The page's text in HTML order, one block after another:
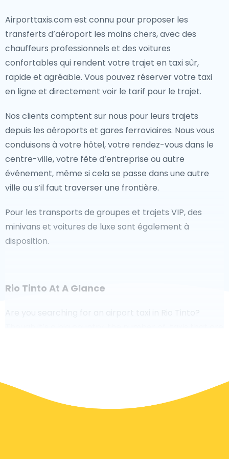
Airporttaxis.com est connu pour proposer les
transferts d’aéroport les moins chers, avec des
chauffeurs professionnels et des voitures
confortables qui rendent votre trajet en taxi sûr,
rapide et agréable. Vous pouvez réserver votre taxi
en ligne et directement voir le tarif pour le trajet.
Nos clients comptent sur nous pour leurs trajets
depuis les aéroports et gares ferroviaires. Nous vous
conduisons à votre hôtel, votre rendez-vous dans le
centre-ville, votre fête d’entreprise ou autre
événement, même si cela se passe dans une autre
ville ou s’il faut traverser une frontière.
Pour les transports de groupes et trajets VIP, des
minivans et voitures de luxe sont également à
disposition.
Rio Tinto At A Glance
Are you searching for an airport taxi in Rio Tinto?
on our website, to make you journey stress free.
In Rio Tinto a taxi service is quite developed, but still,